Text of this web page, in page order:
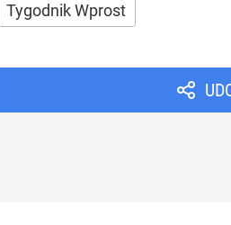
Tygodnik Wprost